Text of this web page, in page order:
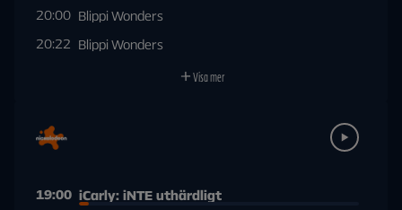
20:00 Blippi Wonders
20:22 Blippi Wonders
Visa mer
19:00 iCarly: iNTE uthärdligt